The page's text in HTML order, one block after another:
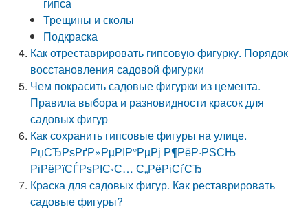
Трещины и сколы
Подкраска
Как отреставрировать гипсовую фигурку. Порядок
восстановления садовой фигурки
Чем покрасить садовые фигурки из цемента.
Правила выбора и разновидности красок для
садовых фигур
Как сохранить гипсовые фигуры на улице.
РџСЂРѕРґР»РµРІР°РµРј Р¶РёР·РЅСЊ
РіРёРїСЃРѕРІС‹С… С„РёРіСѓСЂ
Краска для садовых фигур. Как реставрировать
садовые фигуры?